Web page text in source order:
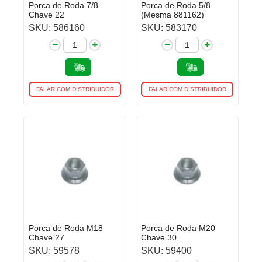
Porca de Roda 7/8
Chave 22
SKU: 586160
FALAR COM DISTRIBUIDOR
Porca de Roda 5/8
(Mesma 881162)
SKU: 583170
FALAR COM DISTRIBUIDOR
Porca de Roda M18
Chave 27
SKU: 59578
Porca de Roda M20
Chave 30
SKU: 59400